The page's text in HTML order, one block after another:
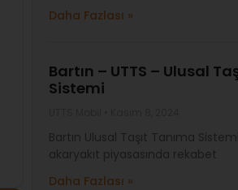
Daha Fazlası »
Bartın – UTTS – Ulusal
Sistemi
Bartın Ulusal Taşıt Tanıma
akaryakıt piyasasında rekabet
Daha Fazlası »